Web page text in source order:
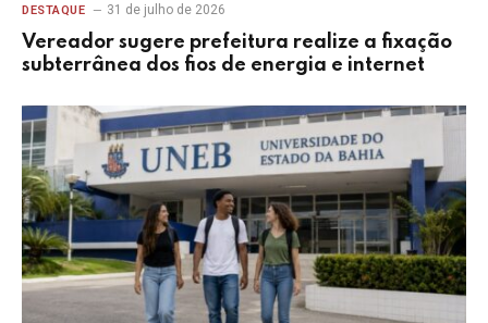
DESTAQUE 31 de julho de 2026
Vereador sugere prefeitura realize a fixação
subterrânea dos fios de energia e internet